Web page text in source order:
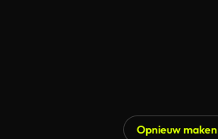
Opnieuw maken